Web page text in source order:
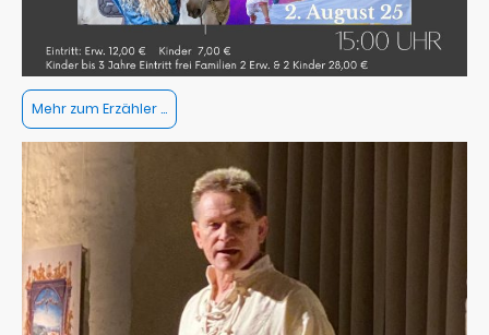
Mehr zum Erzähler ...